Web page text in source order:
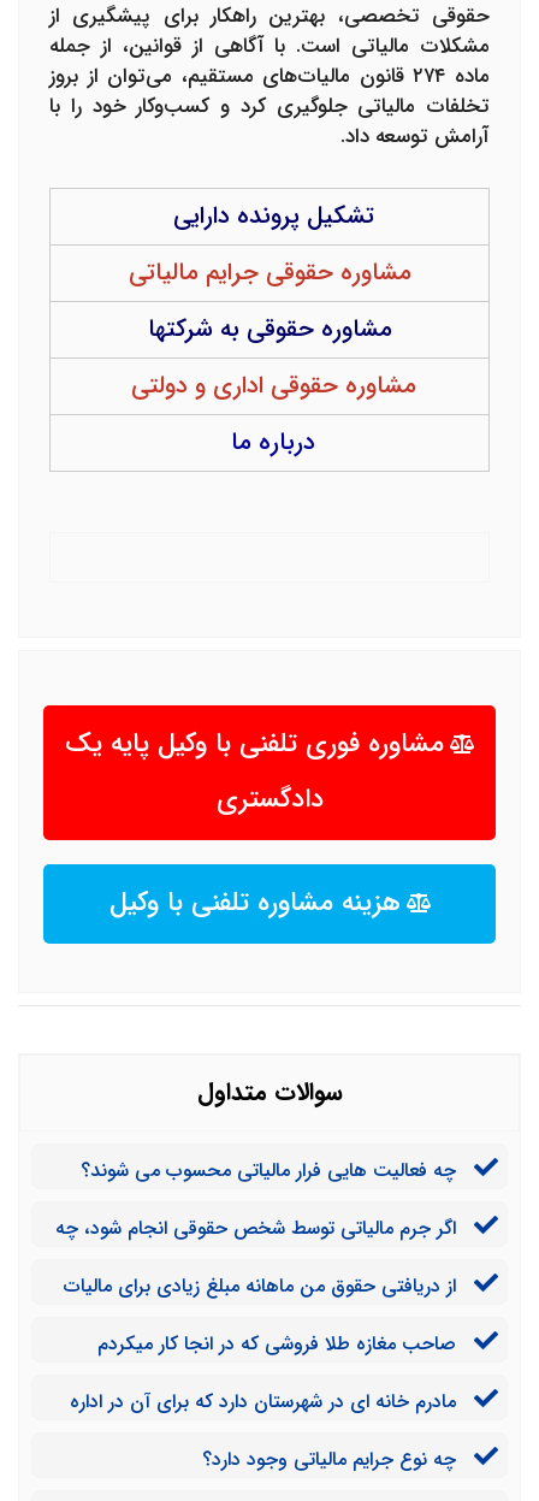
حقوقی تخصصی، بهترین راهکار برای پیشگیری از
مشکلات مالیاتی است. با آگاهی از قوانین، از جمله
ماده ۲۷۴ قانون مالیات‌های مستقیم، می‌توان از بروز
تخلفات مالیاتی جلوگیری کرد و کسب‌وکار خود را با
آرامش توسعه داد.
تشکیل پرونده دارایی
مشاوره حقوقی جرایم مالیاتی
مشاوره حقوقی به شرکتها
مشاوره حقوقی اداری و دولتی
درباره ما
مشاوره فوری تلفنی با وکیل پایه یک
دادگستری
هزینه مشاوره تلفنی با وکیل
سوالات متداول
چه فعالیت هایی فرار مالیاتی محسوب می شوند؟
اگر جرم مالیاتی توسط شخص حقوقی انجام شود، چه
از دریافتی حقوق من ماهانه مبلغ زیادی برای مالیات
کسرشده کمتر شود؟
صاحب مغازه طلا فروشی که در انجا کار میکردم
استفاده از تراکنشات این دستگاه پوز می تواند من را به عنوان
مادرم خانه ای در شهرستان دارد که برای آن در اداره
است. آیا امکان برخورداری از معافیت مالیاتی برای این خانه
چه نوع جرایم مالیاتی وجود دارد؟